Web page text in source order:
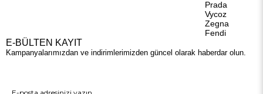
Prada
Vycoz
Zegna
Fendi
E-BÜLTEN KAYIT
Kampanyalarımızdan ve indirimlerimizden güncel olarak haberdar olun.